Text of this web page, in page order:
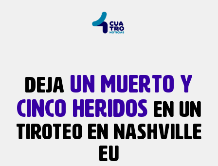
DEJA UN MUERTO Y
CINCO HERIDOS EN UN
TIROTEO EN NASHVILLE
EU